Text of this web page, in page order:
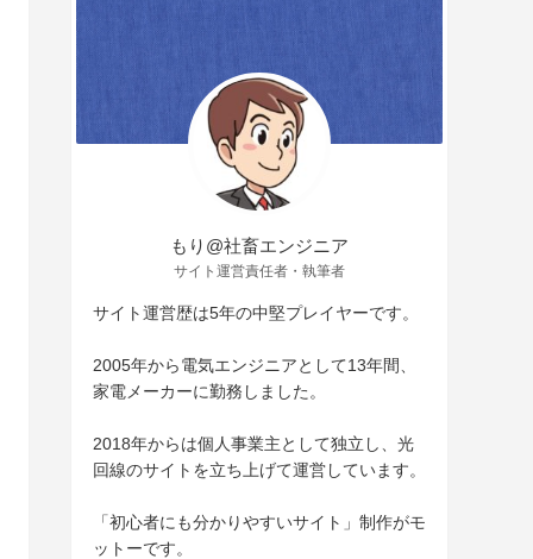
もり@社畜エンジニア
サイト運営責任者・執筆者
サイト運営歴は5年の中堅プレイヤーです。
2005年から電気エンジニアとして13年間、
家電メーカーに勤務しました。
2018年からは個人事業主として独立し、光
回線のサイトを立ち上げて運営しています。
「初心者にも分かりやすいサイト」制作がモ
ットーです。